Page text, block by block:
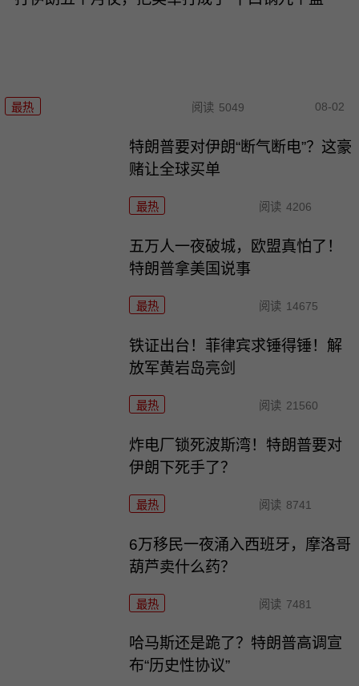
最热 阅读 5049 08-02
特朗普要对伊朗“断气断电”？这豪
赌让全球买单
最热 阅读 4206
五万人一夜破城，欧盟真怕了！
特朗普拿美国说事
最热 阅读 14675
铁证出台！菲律宾求锤得锤！解
放军黄岩岛亮剑
最热 阅读 21560
炸电厂锁死波斯湾！特朗普要对
伊朗下死手了？
最热 阅读 8741
6万移民一夜涌入西班牙，摩洛哥
葫芦卖什么药？
最热 阅读 7481
哈马斯还是跪了？特朗普高调宣
布“历史性协议”